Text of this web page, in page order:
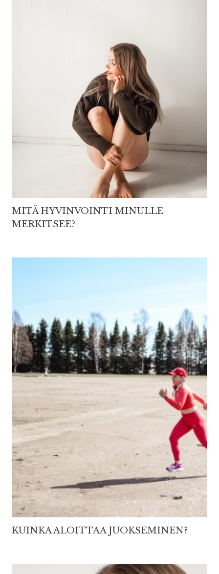
MITÄ HYVINVOINTI MINULLE
MERKITSEE?
KUINKA ALOITTAA JUOKSEMINEN?